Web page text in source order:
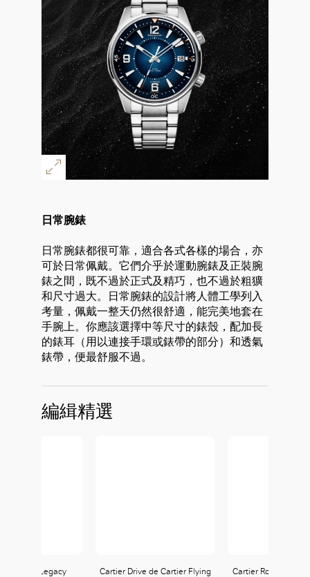
日常腕錶
日常腕錶都很可靠，適合各式各樣的場合，亦
可於日常佩戴。它們介乎於運動腕錶及正裝腕
錶之間，既不過於正式及精巧，也不過於粗獷
和尺寸過大。日常腕錶的設計將人體工學列入
考量，佩戴一整天仍然很舒適，能完美地套在
手腕上。你應該選擇中等尺寸的錶殼，配加長
的錶耳（用以連接手環或錶帶的部分）和透氣
錶帶，便最舒服不過。
編緝精選
Star Legacy
Cartier Drive de Cartier Flying
Cartier Ronde Solo